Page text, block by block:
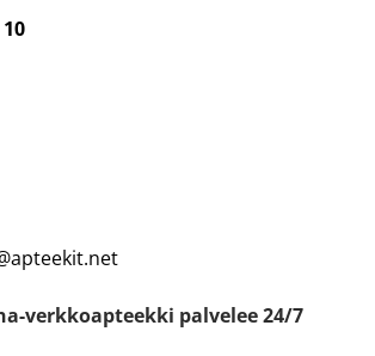
verkkoapteekki palvelee 24/7